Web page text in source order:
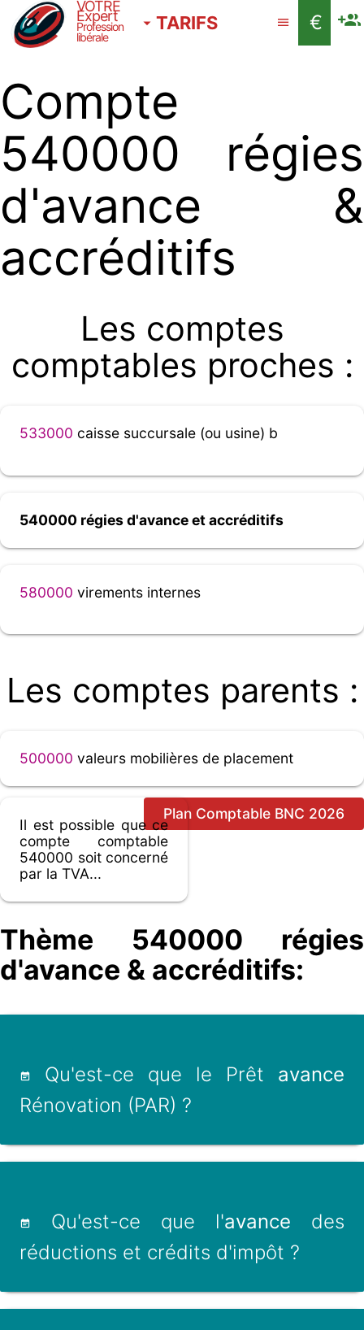
VOTRE
Expert
Profession
libérale
TARIFS €
Compte
540000 régies
d'avance &
accréditifs
Les comptes
comptables proches :
533000 caisse succursale (ou usine) b
540000 régies d'avance et accréditifs
580000 virements internes
Les comptes parents :
500000 valeurs mobilières de placement
Plan Comptable BNC 2026
Il est possible que ce
compte comptable
540000 soit concerné
par la TVA...
Thème 540000 régies
d'avance & accréditifs:
Qu'est-ce que le Prêt avance
Rénovation (PAR) ?
Qu'est-ce que l'avance des
réductions et crédits d'impôt ?